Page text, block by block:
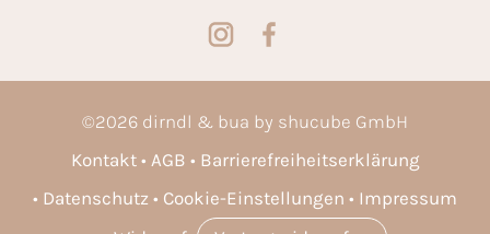
©2026 dirndl & bua by shucube GmbH
Kontakt
AGB
Barrierefreiheitserklärung
Datenschutz
Cookie-Einstellungen
Impressum